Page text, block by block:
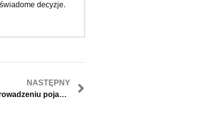
decyzje.
NASTĘPNY
Problemy ze wzrokiem przy prowadzeniu pojazdu? Sprawdź, czy to nie astygmatyzm!